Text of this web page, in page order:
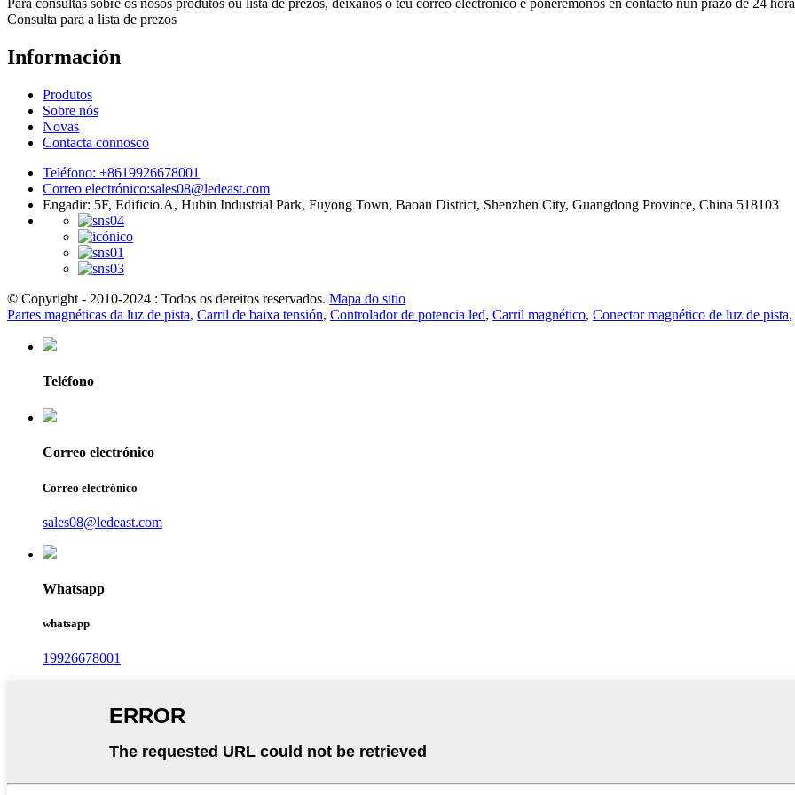
Consulta para a lista de prezos
Información
Produtos
Sobre nós
Novas
Contacta connosco
Teléfono: +8619926678001
Correo electrónico:sales08@ledeast.com
Engadir: 5F, Edificio.A, Hubin Industrial Park, Fuyong Town, Baoan District, Shenzhen City, Guangdong Province, China 518103
© Copyright - 2010-2024 : Todos os dereitos reservados. Mapa do sitio
Partes magnéticas da luz de pista, Carril de baixa tensión, Controlador de potencia led, Carril magnético, Conector magnético de luz de pista,
Teléfono
Correo electrónico
Correo electrónico
sales08@ledeast.com
Whatsapp
whatsapp
19926678001